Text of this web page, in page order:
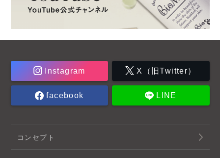
Instagram X（旧Twitter）
facebook LINE
コンセプト